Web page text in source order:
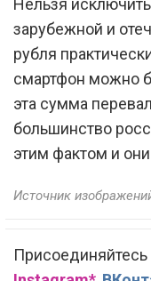
Нельзя
зарубежной и
рубля
смартфон можно
эта сумма
большинство
этим фактом и
Источник
Присоединяйтесь